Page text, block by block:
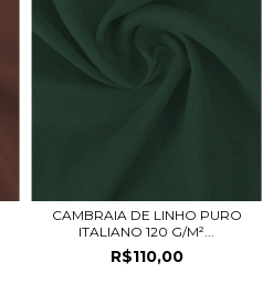
CAMBRAIA DE LINHO PURO
ITALIANO 120 G/M²...
R$110,00